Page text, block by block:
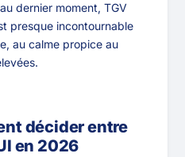
dernier moment, TGV
presque incontournable
au calme propice au
décider entre
en 2026